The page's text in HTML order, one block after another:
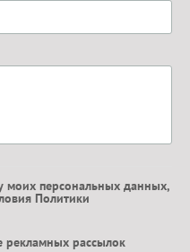
моих персональных данных,
Политики
рекламных рассылок